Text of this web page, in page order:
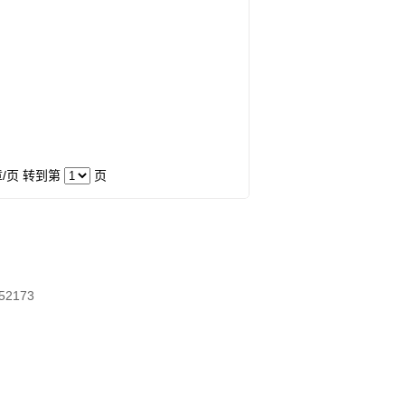
页 转到第 页